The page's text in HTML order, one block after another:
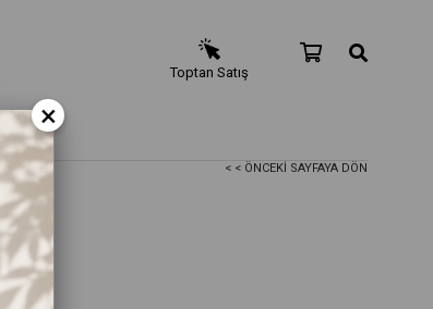
Toptan Satış
< < ÖNCEKI SAYFAYA DÖN
×